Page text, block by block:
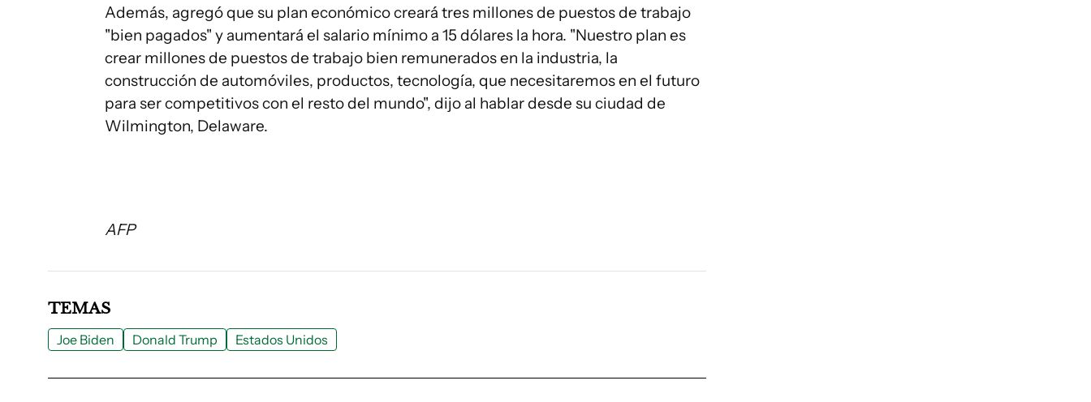
Además, agregó que su plan económico creará tres millones de puestos de trabajo
"bien pagados" y aumentará el salario mínimo a 15 dólares la hora. "Nuestro plan es
crear millones de puestos de trabajo bien remunerados en la industria, la
construcción de automóviles, productos, tecnología, que necesitaremos en el futuro
para ser competitivos con el resto del mundo", dijo al hablar desde su ciudad de
Wilmington, Delaware.
AFP
TEMAS
Joe Biden Donald Trump Estados Unidos